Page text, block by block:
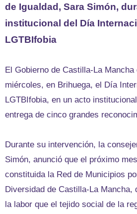
de Igualdad, Sara Simón,
institucional del Día
LGTBIfobia
El Gobierno de Castilla-La
miércoles, en Brihuega, el Día
LGTBIfobia, en un acto
entrega de cinco grandes
Durante su intervención, la
Simón, anunció que el próximo
constituida la Red de Municipios
Diversidad de Castilla-La Mancha,
la labor que el tejido social de la